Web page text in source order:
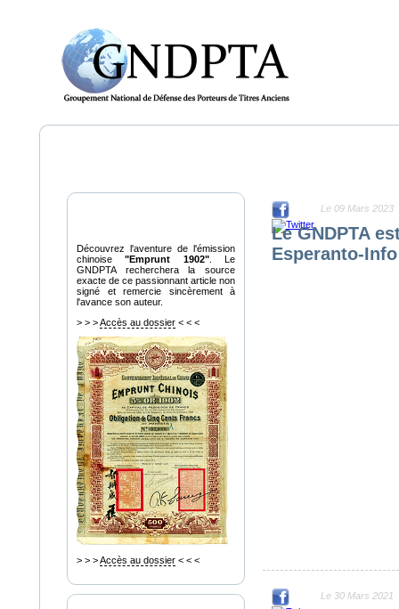
Découvrez l'aventure de l'émission
chinoise"Emprunt 1902". Le
GNDPTA recherchera la source
exacte de ce passionnant article non
signé et remercie sincèrement à
l'avance son auteur.
> > >Accès au dossier < < <
> > >Accès au dossier < < <
Le 09 Mars 2023
Le GNDPTA
Esperanto-
Le 30 Mars 2021